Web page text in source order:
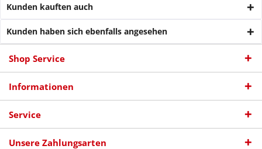
Kunden kauften auch
Kunden haben sich ebenfalls angesehen
Shop Service
Informationen
Service
Unsere Zahlungsarten